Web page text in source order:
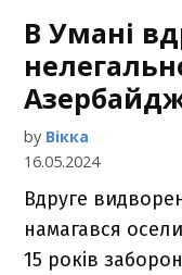
В Умані
by Вікка
16.05.2024
Вдруге
намагався
15 років